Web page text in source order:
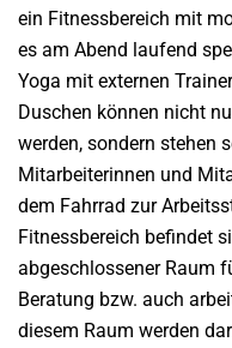
ein Fitnessbereich mit
es am Abend laufend
Yoga mit externen
Duschen können nicht
werden, sondern stehen
Mitarbeiterinnen und
dem Fahrrad zur
Fitnessbereich befindet
abgeschlossener Raum
Beratung bzw. auch
diesem Raum werden